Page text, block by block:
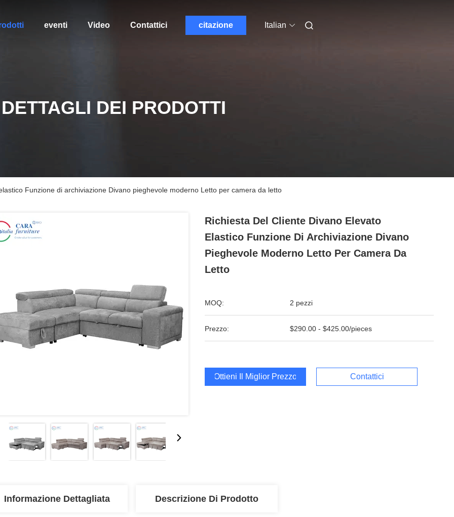
eventi Video Contattici citazione Italian
DETTAGLI DEI PRODOTTI
Funzione di archiviazione Divano pieghevole moderno Letto per camera da letto
Richiesta Del Cliente Divano Elevato
Elastico Funzione Di Archiviazione Divano
Pieghevole Moderno Letto Per Camera Da
Letto
MOQ: 2 pezzi
Prezzo: $290.00 - $425.00/pieces
Ottieni Il Miglior Prezzo Contattici
Informazione Dettagliata Descrizione Di Prodotto